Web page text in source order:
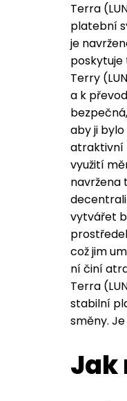
Terra
platební
je
Terry
a k
aby ji
atraktivní
využití
navržena
vytvářet
což jim
ní činí
Terra
stabilní
směny.
Jak